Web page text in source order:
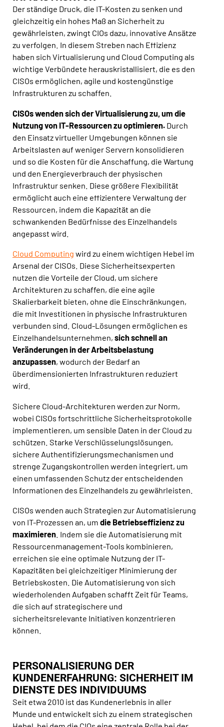
Der ständige Druck, die IT-Kosten zu senken und
gleichzeitig ein hohes Maß an Sicherheit zu
gewährleisten, zwingt CIOs dazu, innovative Ansätze
zu verfolgen. In diesem Streben nach Effizienz
haben sich Virtualisierung und Cloud Computing als
wichtige Verbündete herauskristallisiert, die es den
CISOs ermöglichen, agile und kostengünstige
Infrastrukturen zu schaffen.
CISOs wenden sich der Virtualisierung zu, um die
Nutzung von IT-Ressourcen zu optimieren. Durch
den Einsatz virtueller Umgebungen können sie
Arbeitslasten auf weniger Servern konsolidieren
und so die Kosten für die Anschaffung, die Wartung
und den Energieverbrauch der physischen
Infrastruktur senken. Diese größere Flexibilität
ermöglicht auch eine effizientere Verwaltung der
Ressourcen, indem die Kapazität an die
schwankenden Bedürfnisse des Einzelhandels
angepasst wird.
Cloud Computing wird zu einem wichtigen Hebel im
Arsenal der CISOs. Diese Sicherheitsexperten
nutzen die Vorteile der Cloud, um sichere
Architekturen zu schaffen, die eine agile
Skalierbarkeit bieten, ohne die Einschränkungen,
die mit Investitionen in physische Infrastrukturen
verbunden sind. Cloud-Lösungen ermöglichen es
Einzelhandelsunternehmen, sich schnell an
Veränderungen in der Arbeitsbelastung
anzupassen, wodurch der Bedarf an
überdimensionierten Infrastrukturen reduziert
wird.
Sichere Cloud-Architekturen werden zur Norm,
wobei CISOs fortschrittliche Sicherheitsprotokolle
implementieren, um sensible Daten in der Cloud zu
schützen. Starke Verschlüsselungslösungen,
sichere Authentifizierungsmechanismen und
strenge Zugangskontrollen werden integriert, um
einen umfassenden Schutz der entscheidenden
Informationen des Einzelhandels zu gewährleisten.
CISOs wenden auch Strategien zur Automatisierung
von IT-Prozessen an, um die Betriebseffizienz zu
maximieren . Indem sie die Automatisierung mit
Ressourcenmanagement-Tools kombinieren,
erreichen sie eine optimale Nutzung der IT-
Kapazitäten bei gleichzeitiger Minimierung der
Betriebskosten. Die Automatisierung von sich
wiederholenden Aufgaben schafft Zeit für Teams,
die sich auf strategischere und
sicherheitsrelevante Initiativen konzentrieren
können.
PERSONALISIERUNG DER
KUNDENERFAHRUNG: SICHERHEIT IM
DIENSTE DES INDIVIDUUMS
Seit etwa 2010 ist das Kundenerlebnis in aller
Munde und entwickelt sich zu einem strategischen